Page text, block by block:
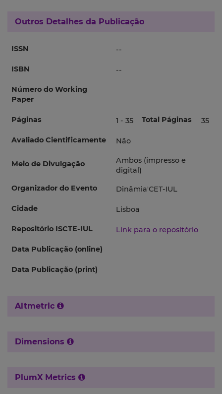
Outros Detalhes da Publicação
ISSN --
ISBN --
Número do Working
Paper
Páginas 1 - 35 Total Páginas 35
Avaliado Cientificamente Não
Meio de Divulgação
Ambos (impresso e
digital)
Organizador do Evento
Dinâmia'CET-IUL
Cidade Lisboa
Repositório ISCTE-IUL Link para o repositório
Data Publicação (online)
Data Publicação (print)
Altmetric
Dimensions
PlumX Metrics